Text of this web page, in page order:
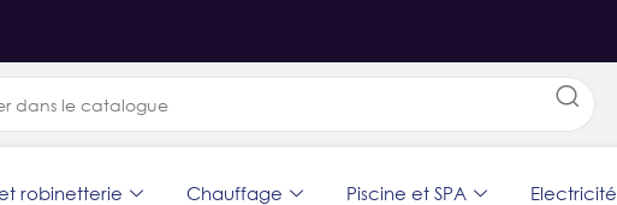
robinetterie Chauffage Piscine et SPA Electricité